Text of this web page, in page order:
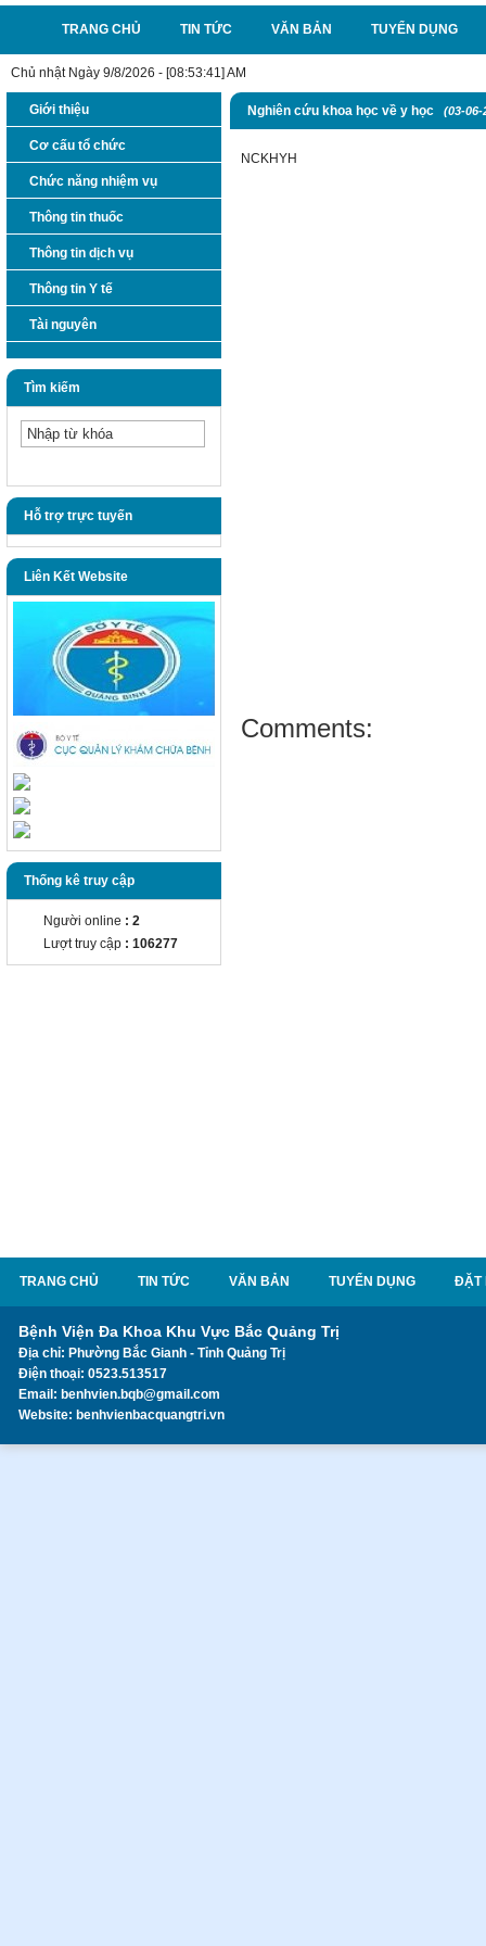
TRANG CHỦ TIN TỨC VĂN BẢN TUYỂN DỤNG
Chủ nhật Ngày 9/8/2026 - [08:53:41] AM
Giới thiệu
Cơ cấu tổ chức
Chức năng nhiệm vụ
Thông tin thuốc
Thông tin dịch vụ
Thông tin Y tế
Tài nguyên
Tìm kiếm
Hỗ trợ trực tuyến
Liên Kết Website
Thống kê truy cập
Người online : 2
Lượt truy cập : 106277
Nghiên cứu khoa học về y học (03-06-
NCKHYH
Comments:
TRANG CHỦ TIN TỨC VĂN BẢN TUYỂN DỤNG ĐẶT
Bệnh Viện Đa Khoa Khu Vực Bắc Quảng Trị
Địa chỉ: Phường Bắc Gianh - Tỉnh Quảng Trị
Điện thoại: 0523.513517
Email: benhvien.bqb@gmail.com
Website: benhvienbacquangtri.vn